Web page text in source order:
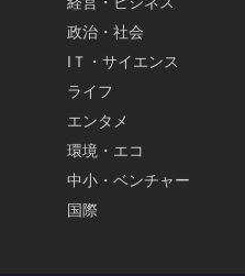
政治・社会
IＴ・サイエンス
ライフ
エンタメ
環境・エコ
中小・ベンチャー
国際